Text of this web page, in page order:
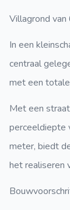
Villagrond
In een
centraal
met een
Met een
perceeldiepte
meter, biedt
het realiseren